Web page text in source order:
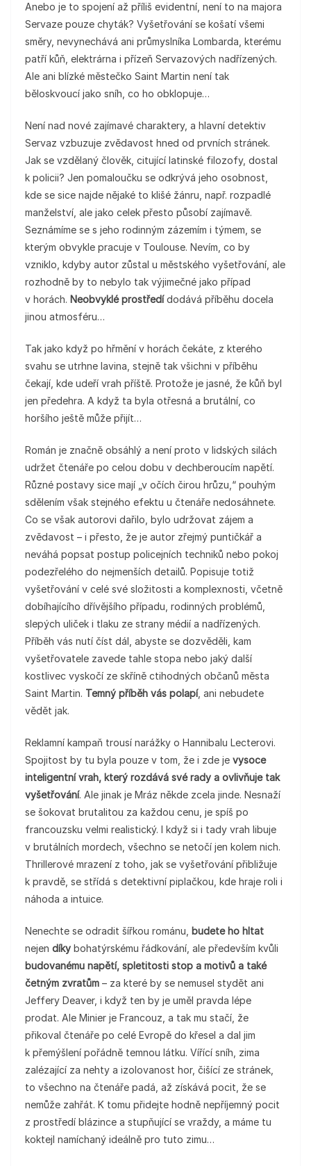
Anebo je to spojení až příliš evidentní, není to na majora
Servaze pouze chyták? Vyšetřování se košatí všemi
směry, nevynechává ani průmyslníka Lombarda, kterému
patří kůň, elektrárna i přízeň Servazových nadřízených.
Ale ani blízké městečko Saint Martin není tak
běloskvoucí jako sníh, co ho obklopuje…
Není nad nové zajímavé charaktery, a hlavní detektiv
Servaz vzbuzuje zvědavost hned od prvních stránek.
Jak se vzdělaný člověk, citující latinské filozofy, dostal
k policii? Jen pomaloučku se odkrývá jeho osobnost,
kde se sice najde nějaké to klišé žánru, např. rozpadlé
manželství, ale jako celek přesto působí zajímavě.
Seznámíme se s jeho rodinným zázemím i týmem, se
kterým obvykle pracuje v Toulouse. Nevím, co by
vzniklo, kdyby autor zůstal u městského vyšetřování, ale
rozhodně by to nebylo tak výjimečné jako případ
v horách. Neobvyklé prostředídodává příběhu docela
jinou atmosféru…
Tak jako když po hřmění v horách čekáte, z kterého
svahu se utrhne lavina, stejně tak všichni v příběhu
čekají, kde udeří vrah příště. Protože je jasné, že kůň byl
jen předehra. A když ta byla otřesná a brutální, co
horšího ještě může přijít…
Román je značně obsáhlý a není proto v lidských silách
udržet čtenáře po celou dobu v dechberoucím napětí.
Různé postavy sice mají „v očích čirou hrůzu,“ pouhým
sdělením však stejného efektu u čtenáře nedosáhnete.
Co se však autorovi dařilo, bylo udržovat zájem a
zvědavost – i přesto, že je autor zřejmý puntičkář a
neváhá popsat postup policejních techniků nebo pokoj
podezřelého do nejmenších detailů. Popisuje totiž
vyšetřování v celé své složitosti a komplexnosti, včetně
dobíhajícího dřívějšího případu, rodinných problémů,
slepých uliček i tlaku ze strany médií a nadřízených.
Příběh vás nutí číst dál, abyste se dozvěděli, kam
vyšetřovatele zavede tahle stopa nebo jaký další
kostlivec vyskočí ze skříně ctihodných občanů města
Saint Martin. Temný příběh vás polapí, ani nebudete
vědět jak.
Reklamní kampaň trousí narážky o Hannibalu Lecterovi.
Spojitost by tu byla pouze v tom, že i zde je vysoce
inteligentní vrah, který rozdává své rady a ovlivňuje tak
vyšetřování. Ale jinak je Mráz někde zcela jinde. Nesnaží
se šokovat brutalitou za každou cenu, je spíš po
francouzsku velmi realistický. I když si i tady vrah libuje
v brutálních mordech, všechno se netočí jen kolem nich.
Thrillerové mrazení z toho, jak se vyšetřování přibližuje
k pravdě, se střídá s detektivní piplačkou, kde hraje roli i
náhoda a intuice.
Nenechte se odradit šířkou románu, budete ho hltat
nejen díky bohatýrskému řádkování, ale především kvůli
budovanému napětí, spletitosti stop a motivů a také
četným zvratům – za které by se nemusel stydět ani
Jeffery Deaver, i když ten by je uměl pravda lépe
prodat. Ale Minier je Francouz, a tak mu stačí, že
přikoval čtenáře po celé Evropě do křesel a dal jim
k přemýšlení pořádně temnou látku. Vířící sníh, zima
zalézající za nehty a izolovanost hor, čišící ze stránek,
to všechno na čtenáře padá, až získává pocit, že se
nemůže zahřát. K tomu přidejte hodně nepříjemný pocit
z prostředí blázince a stupňující se vraždy, a máme tu
koktejl namíchaný ideálně pro tuto zimu…